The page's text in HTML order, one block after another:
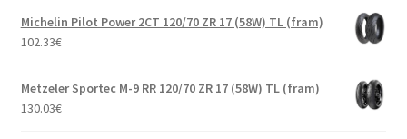
Michelin Pilot Power 2CT 120/70 ZR 17 (58W) TL (fram)
102.33€
Metzeler Sportec M-9 RR 120/70 ZR 17 (58W) TL (fram)
130.03€